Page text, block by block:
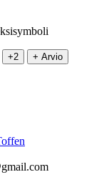
+2 + Arvio